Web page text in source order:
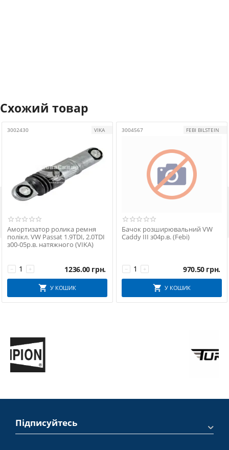
Схожий товар
3002430 VIKA
Амортизатор ролика ремня
полікл. VW Passat 1.9TDI, 2.0TDI
з00-05р.в. натяжного (VIKA)
+
− 1236.00 грн.
У КОШИК
3004567 FEBI BILSTEIN
Бачок розширювальний VW
Caddy III з04р.в. (Febi)
+
− 970.50 грн.
У КОШИК
Підписуйтесь